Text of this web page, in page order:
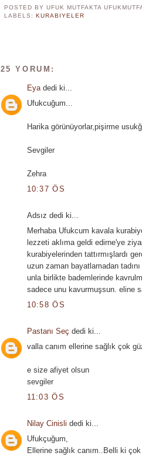
POSTED BY UFUK MUTFAKTA
LABELS:KURABIYELER
25 YORUM:
Eyadedi ki...
Ufukcuğum...
Harika görünüyorlar,pişirme
Sevgiler
Zehra
10:37 ÖS
Adsız dedi ki...
Merhaba Ufukcum kavala
lezzeti aklıma geldi edirne'ye
kurabiyelerinden tattırmışlardı
uzun zaman bayatlamadan
unla birlikte bademlerinde
sadece unu kavurmuşsun. eline
10:58 ÖS
Pastanı Seç dedi ki...
valla canım ellerine sağlık çok
e size afiyet olsun
sevgiler
11:03 ÖS
Nilay Cinisli dedi ki...
Ufukçuğum,
Ellerine sağlık canım..Belli ki